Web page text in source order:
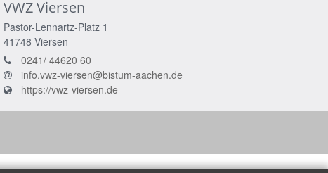
VWZ Viersen
Pastor-Lennartz-Platz 1
41748 Viersen
0241/ 44620 60
info.vwz-viersen@bistum-aachen.de
https://vwz-viersen.de